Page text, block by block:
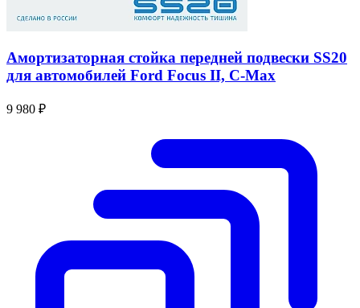
Амортизаторная стойка передней подвески SS20
для автомобилей Ford Focus II, C-Max
9 980 ₽